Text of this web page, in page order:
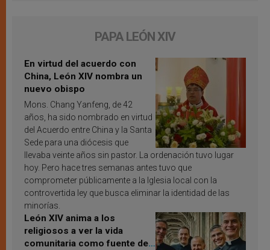
PAPA LEÓN XIV
En virtud del acuerdo con
China, León XIV nombra un
nuevo obispo
Mons. Chang Yanfeng, de 42
años, ha sido nombrado en virtud
del Acuerdo entre China y la Santa
Sede para una diócesis que
llevaba veinte años sin pastor. La ordenación tuvo lugar
hoy. Pero hace tres semanas antes tuvo que
comprometer públicamente a la Iglesia local con la
controvertida ley que busca eliminar la identidad de las
minorías.
León XIV anima a los
religiosos a ver la vida
comunitaria como fuente de